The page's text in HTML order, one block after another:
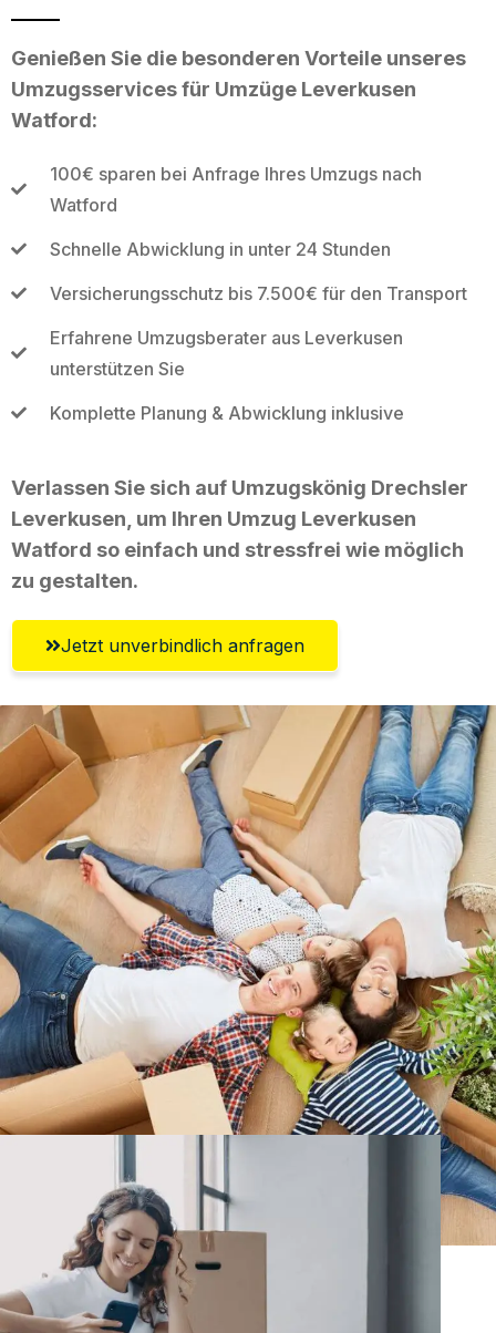
Genießen Sie die besonderen Vorteile unseres
Umzugsservices für Umzüge Leverkusen
Watford:
100€ sparen bei Anfrage Ihres Umzugs nach
Watford
Schnelle Abwicklung in unter 24 Stunden
Versicherungsschutz bis 7.500€ für den Transport
Erfahrene Umzugsberater aus Leverkusen
unterstützen Sie
Komplette Planung & Abwicklung inklusive
Verlassen Sie sich auf Umzugskönig Drechsler
Leverkusen, um Ihren Umzug Leverkusen
Watford so einfach und stressfrei wie möglich
zu gestalten.
Jetzt unverbindlich anfragen